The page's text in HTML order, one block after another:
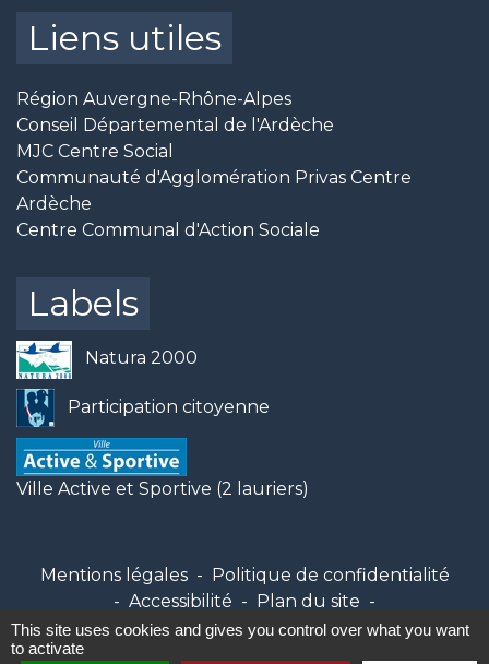
Liens utiles
Région Auvergne-Rhône-Alpes
Conseil Départemental de l'Ardèche
MJC Centre Social
Communauté d'Agglomération Privas Centre
Ardèche
Centre Communal d'Action Sociale
Labels
Natura 2000
Participation citoyenne
Ville Active et Sportive (2 lauriers)
Mentions légales - Politique de confidentialité
- Accessibilité - Plan du site -
Gestion des cookies
This site uses cookies and gives you control over what you want
to activate